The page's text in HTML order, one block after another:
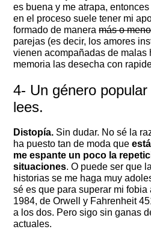
es buena y me atrapa,
en el proceso suele tener mi
formado de maneramás o
parejas (es decir, los amores
vienen acompañadas de malas
memoria las desecha con
4- Un género
lees.
Distopía. Sin dudar. No sé la
ha puesto tan de moda que
me espante un poco la
situaciones. O puede ser que
historias se me haga muy
sé es que para superar mi
1984, de Orwell y Fahrenheit
a los dos. Pero sigo sin ganas
actuales.